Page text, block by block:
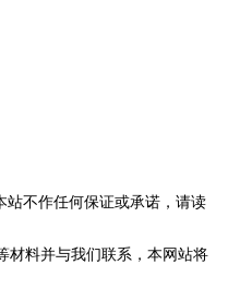
站不作任何保证或承诺，请读
材料并与我们联系，本网站将